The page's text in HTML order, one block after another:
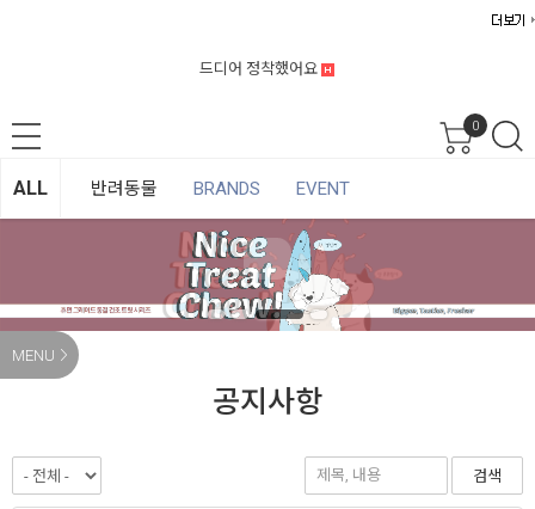
드디어 정착했어요
0
ALL 반려동물 BRANDS EVENT
MENU
공지사항
검색